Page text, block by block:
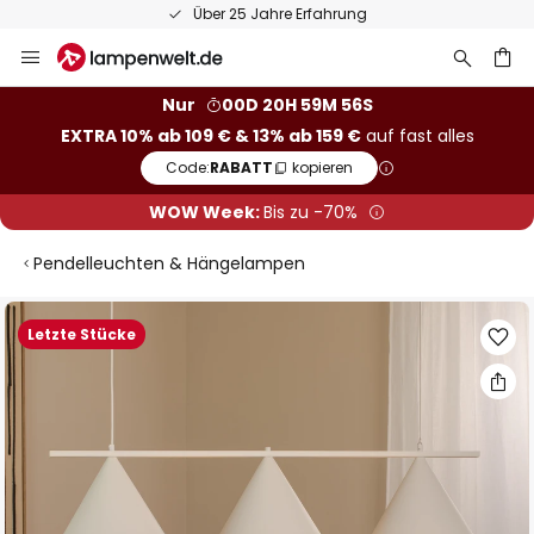
Über 25 Jahre Erfahrung
Inhalt
Nur
00D 20H 59M 55S
EXTRA 10% ab 109 € & 13% ab 159 €auf fast alles
Code:RABATT kopieren
WOW Week:Bis zu -70%
Pendelleuchten & Hängelampen
Letzte Stücke
Zum
Ende
der
Bildgalerie
springen